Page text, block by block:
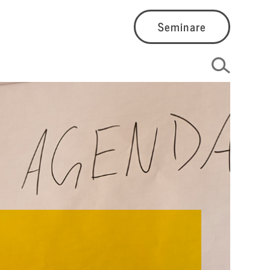
Seminare